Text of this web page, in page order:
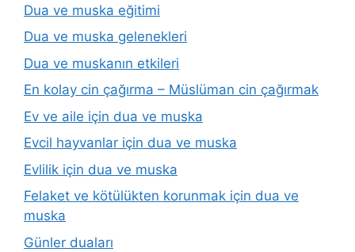
Dua ve muska eğitimi
Dua ve muska gelenekleri
Dua ve muskanın etkileri
En kolay cin çağırma – Müslüman cin çağırmak
Ev ve aile için dua ve muska
Evcil hayvanlar için dua ve muska
Evlilik için dua ve muska
Felaket ve kötülükten korunmak için dua ve
muska
Günler duaları